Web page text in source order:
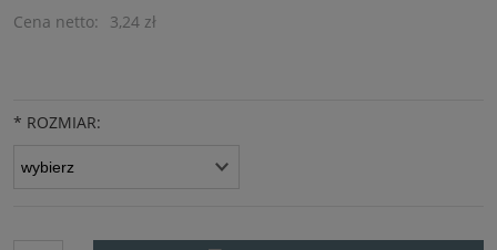
Cena netto: 3,24 zł
* ROZMIAR: